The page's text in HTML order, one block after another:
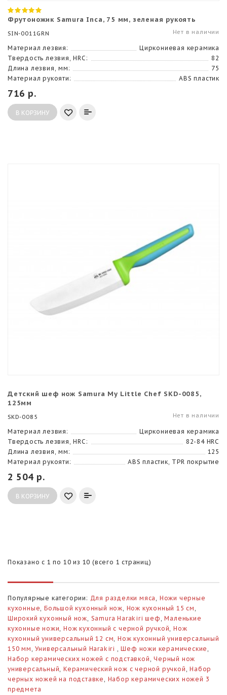
Фрутоножик Samura Inca, 75 мм, зеленая рукоять
SIN-0011GRN Нет в наличии
Материал лезвия:
Циркониевая керамика
Твердость лезвия, HRC:
82
Длина лезвия, мм:
75
Материал рукояти:
ABS пластик
716 р.
В КОРЗИНУ
Детский шеф нож Samura My Little Chef SKD-0085,
125мм
SKD-0085 Нет в наличии
Материал лезвия:
Циркониевая керамика
Твердость лезвия, HRC:
82-84 HRC
Длина лезвия, мм:
125
Материал рукояти:
ABS пластик, TPR покрытие
2 504 р.
В КОРЗИНУ
Показано с 1 по 10 из 10 (всего 1 страниц)
Популярные категории: Для разделки мяса , Ножи черные
кухонные,Большой кухонный нож, Нож кухонный 15 см ,
Широкий кухонный нож, Samura Harakiri шеф ,Маленькие
кухонные ножи,Нож кухонный с черной ручкой,Нож
кухонный универсальный 12 см,Нож кухонный универсальный
150 мм ,Универсальный Harakiri ,Шеф ножи керамические ,
Набор керамических ножей с подставкой ,Черный нож
универсальный,Керамический нож с черной ручкой ,Набор
черных ножей на подставке , Набор керамических ножей 3
предмета